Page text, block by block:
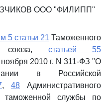
ООО "ФИЛИПП"
5 статьи 21 Таможенного
союза, статьей 55
2010 г. N 311-ФЗ "О
в Российской
, 48 Административного
таможенной службы по